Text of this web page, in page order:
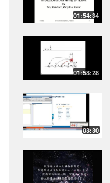
01:54:34
01:58:28
03:30